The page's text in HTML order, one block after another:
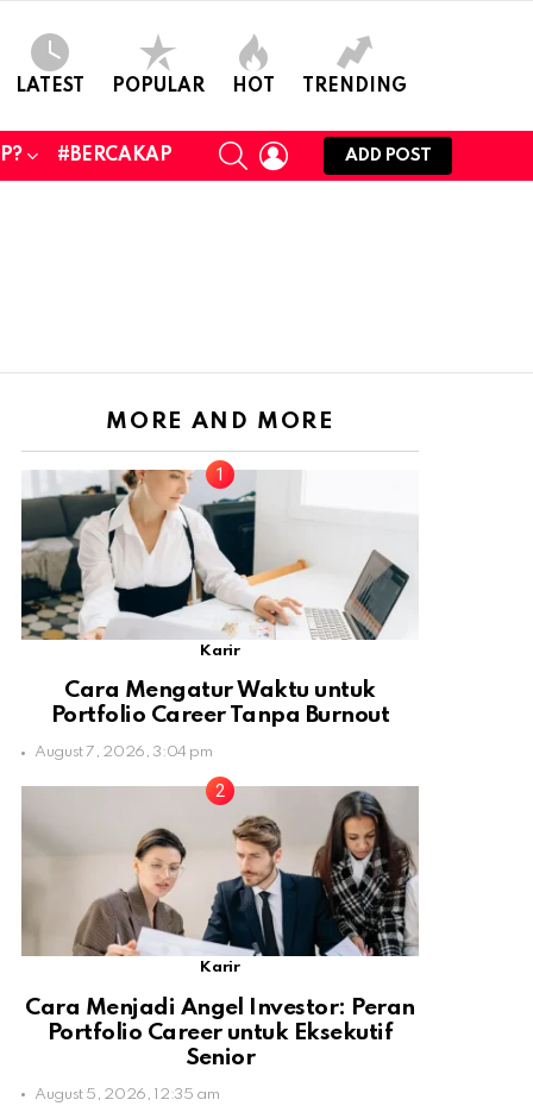
LATEST POPULAR HOT TRENDING
#BERCAKAP
SEARCHLOGIN
ADD POST
MORE AND MORE
Karir
Cara Mengatur Waktu untuk
Portfolio Career Tanpa Burnout
August 7, 2026, 3:04 pm
Karir
Cara Menjadi Angel Investor: Peran
Portfolio Career untuk Eksekutif
Senior
August 5, 2026, 12:35 am